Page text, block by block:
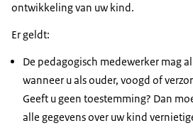
ontwikkeling van uw kind.
Er geldt:
De pedagogisch medewerker mag
wanneer u als ouder, voogd of
Geeft u geen toestemming? Dan
alle gegevens over uw kind